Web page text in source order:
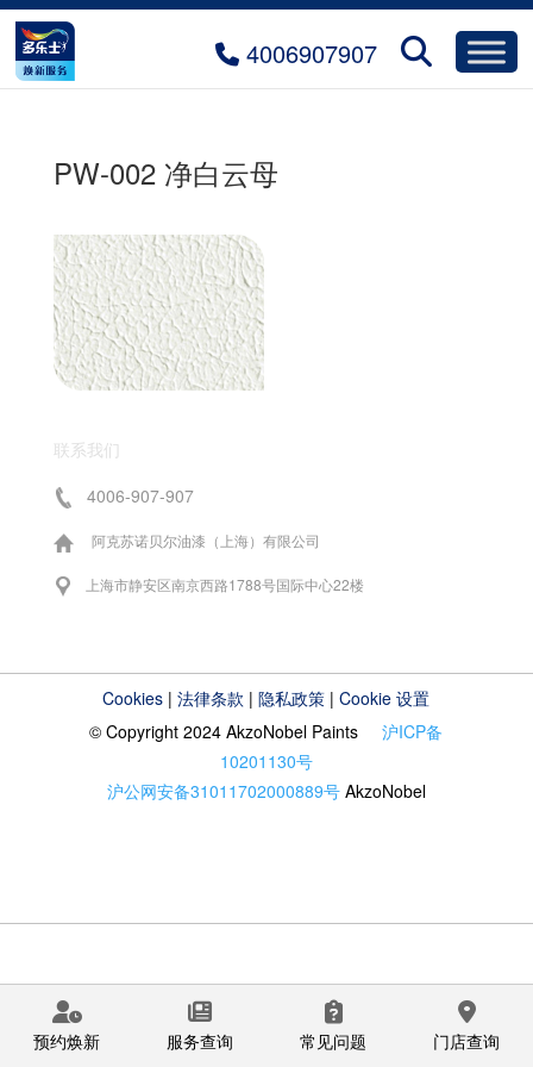
4006907907
PW-002 净白云母
联系我们
4006-907-907
阿克苏诺贝尔油漆（上海）有限公司
上海市静安区南京西路1788号国际中心22楼
Cookies |法律条款 |隐私政策 |Cookie 设置
© Copyright 2024 AkzoNobel Paints沪ICP备
10201130号
沪公网安备31011702000889号 AkzoNobel
预约焕新 服务查询 常见问题 门店查询